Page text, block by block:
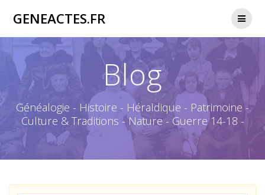
GENEACTES.FR
Blog
Généalogie - Histoire - Héraldique - Patrimoine -
Culture & Traditions - Nature - Guerre 14-18 -